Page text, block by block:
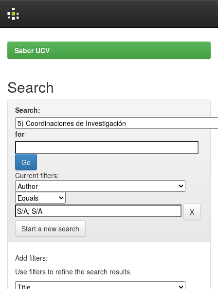
navigationSaber UCV
Search
Search:
for
Current filters:
Start a new search
Add filters:
Use filters to refine the search results.